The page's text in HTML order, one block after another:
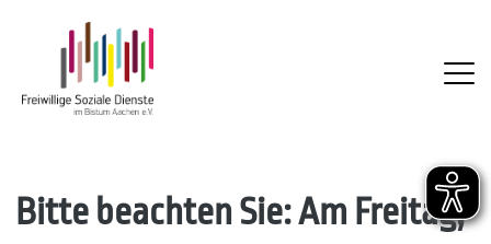
SkipBitte beachten Sie: Am Freitag,